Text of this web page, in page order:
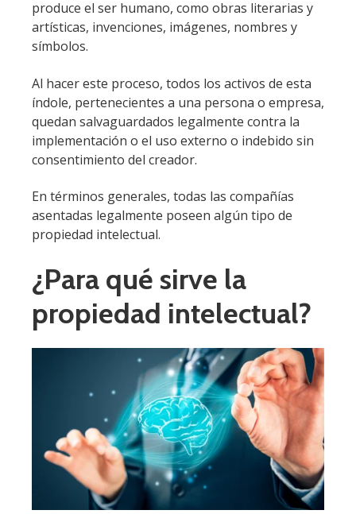
produce el ser humano, como obras literarias y
artísticas, invenciones, imágenes, nombres y
símbolos.
Al hacer este proceso, todos los activos de esta
índole, pertenecientes a una persona o empresa,
quedan salvaguardados legalmente contra la
implementación o el uso externo o indebido sin
consentimiento del creador.
En términos generales, todas las compañías
asentadas legalmente poseen algún tipo de
propiedad intelectual.
¿Para qué sirve la
propiedad intelectual?